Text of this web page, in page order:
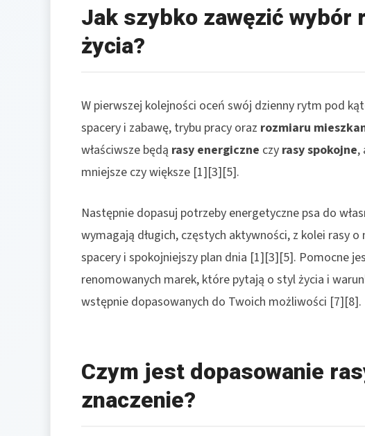
Jak szybko zawęzić wybór
życia?
W pierwszej kolejności oceń swój dzienny rytm pod
spacery i zabawę, trybu pracy oraz rozmiaru
właściwsze będą rasy energiczne czy rasy spokojne,
mniejsze czy większe [1][3][5].
Następnie dopasuj potrzeby energetyczne psa do
wymagają długich, częstych aktywności, z kolei rasy
spacery i spokojniejszy plan dnia [1][3][5]. Pomocne
renomowanych marek, które pytają o styl życia i
wstępnie dopasowanych do Twoich możliwości [7][8].
Czym jest dopasowanie
znaczenie?